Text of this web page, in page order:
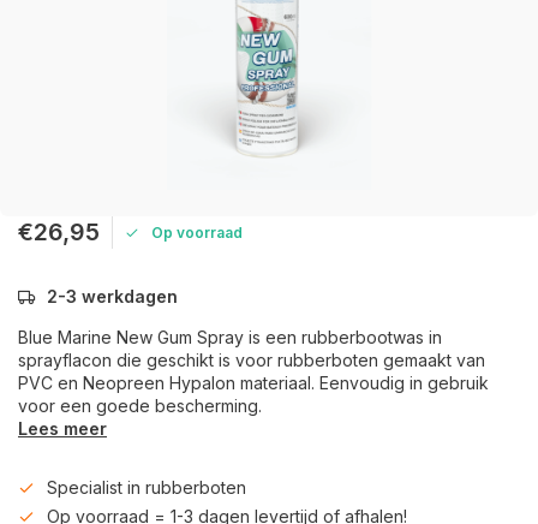
€26,95 Op voorraad
2-3 werkdagen
Blue Marine New Gum Spray is een rubberbootwas in
sprayflacon die geschikt is voor rubberboten gemaakt van
PVC en Neopreen Hypalon materiaal. Eenvoudig in gebruik
voor een goede bescherming.
Lees meer
Specialist in rubberboten
Op voorraad = 1-3 dagen levertijd of afhalen!